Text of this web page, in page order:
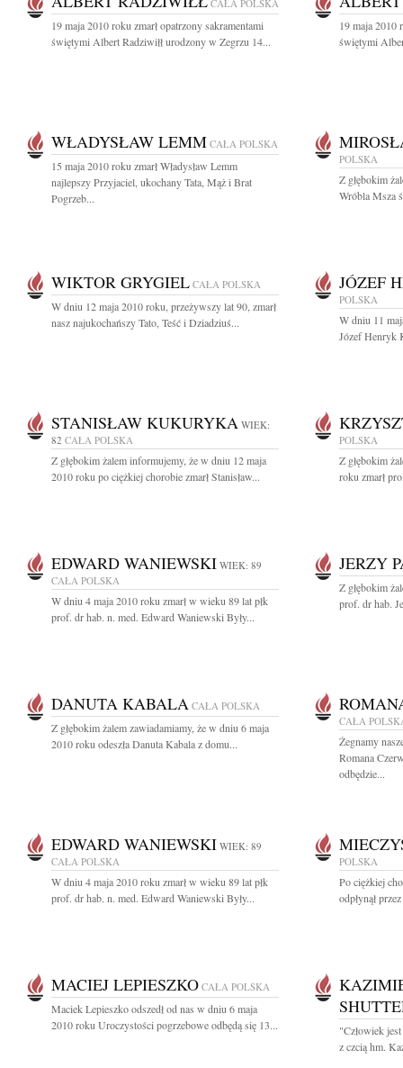
CAŁA POLSKA
19 maja 2010 roku zmarł opatrzony sakramentami
świętymi Albert Radziwiłł urodzony w Zegrzu 14...
19 maja 2010
świętymi
WŁADYSŁAW LEMM CAŁA POLSKA
15 maja 2010 roku zmarł Władysław Lemm
najlepszy Przyjaciel, ukochany Tata, Mąż i Brat
Pogrzeb...
POLSKA
Z głębokim
Wróbla Msza
WIKTOR GRYGIEL CAŁA POLSKA
W dniu 12 maja 2010 roku, przeżywszy lat 90, zmarł
nasz najukochańszy Tato, Teść i Dziadziuś...
JÓZEF
POLSKA
W dniu 11
Józef Henryk
STANISŁAW KUKURYKA WIEK:
82 CAŁA POLSKA
Z głębokim żalem informujemy, że w dniu 12 maja
2010 roku po ciężkiej chorobie zmarł Stanisław...
POLSKA
Z głębokim
roku zmarł
EDWARD WANIEWSKI WIEK: 89
CAŁA POLSKA
W dniu 4 maja 2010 roku zmarł w wieku 89 lat płk
prof. dr hab. n. med. Edward Waniewski Były...
JERZY
Z głębokim
prof. dr hab.
DANUTA KABALA CAŁA POLSKA
Z głębokim żalem zawiadamiamy, że w dniu 6 maja
2010 roku odeszła Danuta Kabala z domu...
CAŁA
Żegnamy
Romana
odbędzie...
EDWARD WANIEWSKI WIEK: 89
CAŁA POLSKA
W dniu 4 maja 2010 roku zmarł w wieku 89 lat płk
prof. dr hab. n. med. Edward Waniewski Były...
POLSKA
Po ciężkiej
odpłynął
MACIEJ LEPIESZKO CAŁA POLSKA
Maciek Lepieszko odszedł od nas w dniu 6 maja
2010 roku Uroczystości pogrzebowe odbędą się 13...
"Człowiek
z czcią hm.